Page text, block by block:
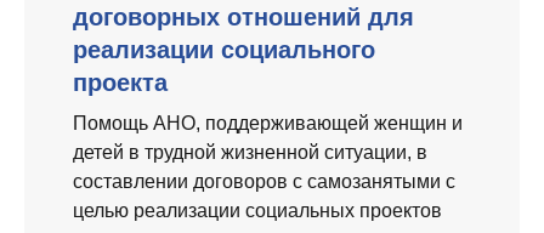
договорных отношений для
реализации социального
проекта
Помощь АНО, поддерживающей женщин и
детей в трудной жизненной ситуации, в
составлении договоров с самозанятыми с
целью реализации социальных проектов